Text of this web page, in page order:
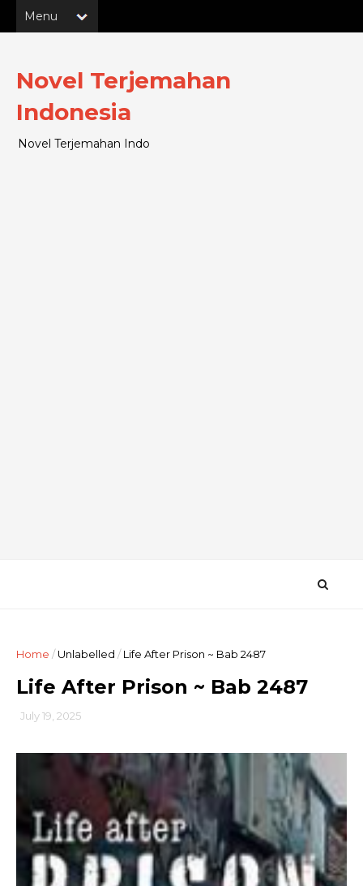
Novel Terjemahan
Indonesia
Novel Terjemahan Indo
Home /Unlabelled / Life After Prison ~ Bab 2487
Life After Prison ~ Bab 2487
July 19, 2025